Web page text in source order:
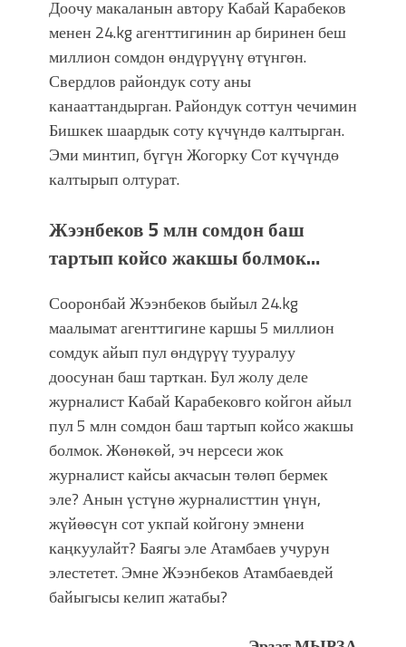
Доочу макаланын автору Кабай Карабеков
менен 24.kg агенттигинин ар биринен беш
миллион сомдон өндүрүүнү өтүнгөн.
Свердлов райондук соту аны
канааттандырган. Райондук соттун чечимин
Бишкек шаардык соту күчүндө калтырган.
Эми минтип, бүгүн Жогорку Сот күчүндө
калтырып олтурат.
Жээнбеков 5 млн сомдон баш
тартып койсо жакшы болмок…
Сооронбай Жээнбеков быйыл 24.kg
маалымат агенттигине каршы 5 миллион
сомдук айып пул өндүрүү тууралуу
доосунан баш тарткан. Бул жолу деле
журналист Кабай Карабековго койгон айыл
пул 5 млн сомдон баш тартып койсо жакшы
болмок. Жөнөкөй, эч нерсеси жок
журналист кайсы акчасын төлөп бермек
эле? Анын үстүнө журналисттин үнүн,
жүйөөсүн сот укпай койгону эмнени
каңкуулайт? Баягы эле Атамбаев учурун
элестетет. Эмне Жээнбеков Атамбаевдей
байыгысы келип жатабы?